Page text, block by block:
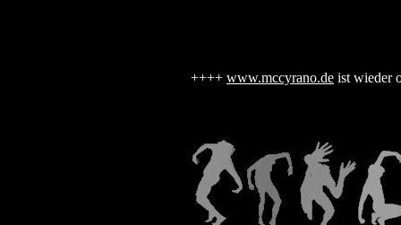
++++ www.mccyrano.de ist wieder